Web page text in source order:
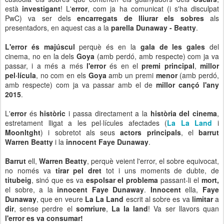
està investigant! L'error, com ja ha comunicat (i s'ha disculpat
PwC) va ser delsencarregats de lliurar els sobresals
presentadors, en aquest cas a la parella Dunaway - Beatty.
L'error és majúsculperquè és en la gala de les gales del
cinema, no en la delsGoya (amb perdó, amb respecte) com ja va
passar, i a més a més l'errorés en elpremi principal,millor
pel·lícula, no com en els Goyaamb un premi menor(amb perdó,
amb respecte) com ja va passar amb el de millor cançó l'any
2015.
L'errorés històrici passa directament a la història del cinema,
estretament lligat a les pel·lícules afectades (La La Land i
Moonltght) i sobretot als seus actors principals, el barrut
Warren Beatty i la innocent Faye Dunaway.
Barrut ell,Warren Beatty, perquè veient l'error, el sobre equivocat,
no només va tirar pel dret tot i uns moments de dubte, de
titubeig, sinó que es va espolsar el problema passant-li elmort,
el sobre, a la innocent Faye Dunaway. Innocentella, Faye
Dunaway, que en veure La La Land escrit al sobre es va limitara
dir, sense perdre el somriure, La la land! Va ser llavors quan
l'error es va consumar!